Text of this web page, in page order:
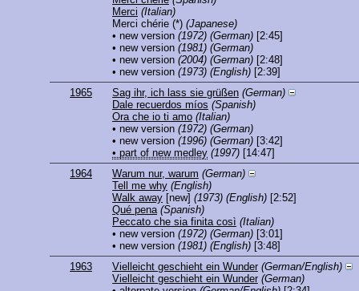
Merci (Italian)
Merci chérie (*) (Japanese)
• new version (1972) (German) [2:45]
• new version (1981) (German)
• new version (2004) (German) [2:48]
• new version (1973) (English) [2:39]
1965
Sag ihr, ich lass sie grüßen (German)
Dale recuerdos míos (Spanish)
Ora che io ti amo (Italian)
• new version (1972) (German)
• new version (1996) (German) [3:42]
• part of new medley (1997) [14:47]
1964
Warum nur, warum (German)
Tell me why (English)
Walk away [new] (1973) (English) [2:52]
Qué pena (Spanish)
Peccato che sia finita così (Italian)
• new version (1972) (German) [3:01]
• new version (1981) (English) [3:48]
1963
Vielleicht geschieht ein Wunder (German/English)
Vielleicht geschieht ein Wunder (German)